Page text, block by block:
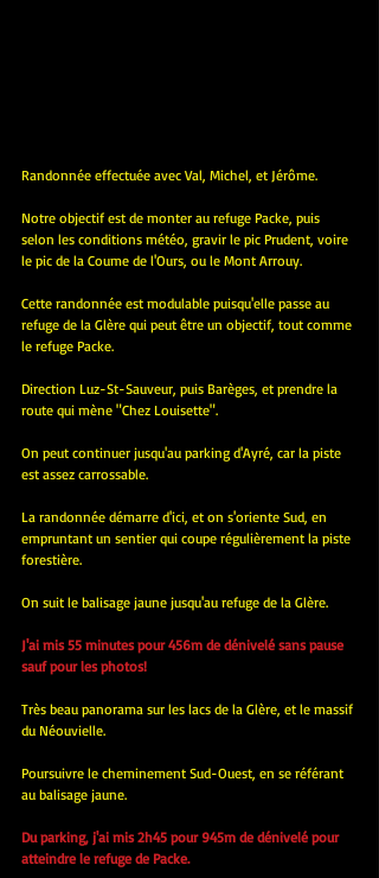
Randonnée effectuée avec Val, Michel, et Jérôme.
Notre objectif est de monter au refuge Packe, puis
selon les conditions météo, gravir le pic Prudent, voire
le pic de la Coume de l'Ours, ou le Mont Arrouy.
Cette randonnée est modulable puisqu'elle passe au
refuge de la Glère qui peut être un objectif, tout comme
le refuge Packe.
Direction Luz-St-Sauveur, puis Barèges, et prendre la
route qui mène "Chez Louisette".
On peut continuer jusqu'au parking d'Ayré, car la piste
est assez carrossable.
La randonnée démarre d'ici, et on s'oriente Sud, en
empruntant un sentier qui coupe régulièrement la piste
forestière.
On suit le balisage jaune jusqu'au refuge de la Glère.
J'ai mis 55 minutes pour 456m de dénivelé sans pause
sauf pour les photos!
Très beau panorama sur les lacs de la Glère, et le massif
du Néouvielle.
Poursuivre le cheminement Sud-Ouest, en se référant
au balisage jaune.
Du parking, j'ai mis 2h45 pour 945m de dénivelé pour
atteindre le refuge de Packe.